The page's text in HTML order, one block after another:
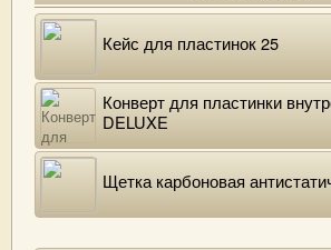
Кейс для пластинок 25
Конверт для пластинки
DELUXE
Щетка карбоновая